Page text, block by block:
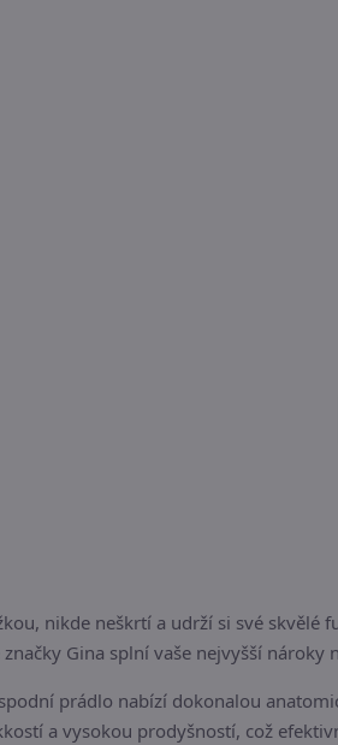
nikde neškrtí a udrží si své skvělé
Gina splní vaše nejvyšší nároky
prádlo nabízí dokonalou
a vysokou prodyšností, což